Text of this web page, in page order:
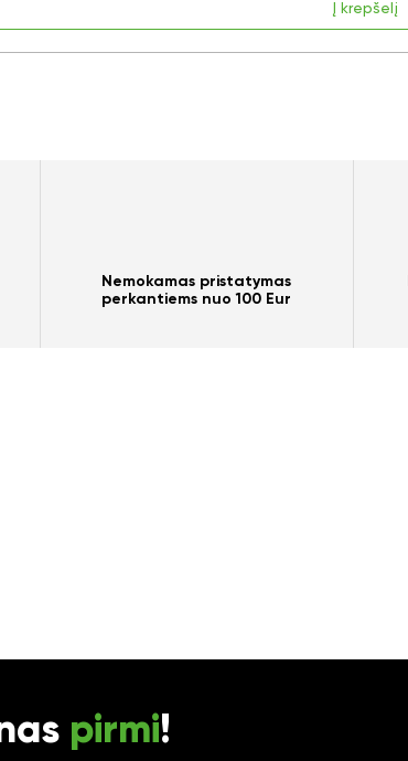
Į krepšelį
Nemokamas pristatymas
perkantiems nuo 100 Eur
pirmi!